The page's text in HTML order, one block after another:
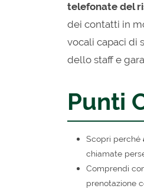
telefonate del
dei contatti in
vocali capaci di
dello staff e
Punti
Scopri perché
chiamate
Comprendi
prenotazione